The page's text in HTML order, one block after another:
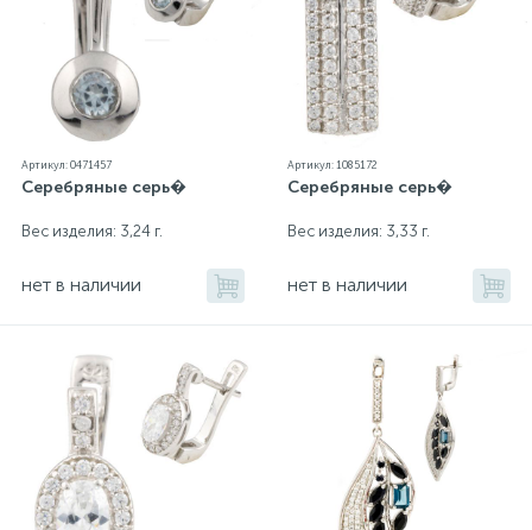
Артикул: 0471457
Серебряные серь�
Вес изделия: 3,24 г.
нет в наличии
Артикул: 1085172
Серебряные серь�
Вес изделия: 3,33 г.
нет в наличии